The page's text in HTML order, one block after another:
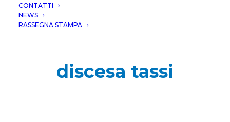
CONTATTI
NEWS
RASSEGNA STAMPA
discesa tassi